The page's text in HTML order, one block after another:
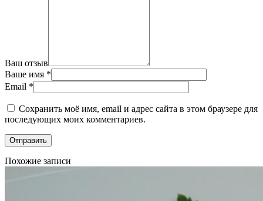
Ваш отзыв
Ваше имя *
Email *
Сохранить моё имя, email и адрес сайта в этом браузере для
последующих моих комментариев.
Похожие записи